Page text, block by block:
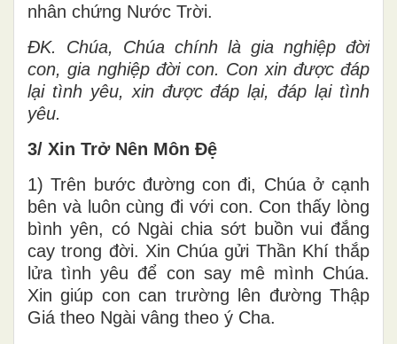
nhân chứng Nước Trời.
ĐK.
Chúa, Chúa chính là gia nghiệp đời
con, gia nghiệp đời con. Con xin được đáp
lại tình yêu, xin được đáp lại, đáp lại tình
yêu.
3/ Xin Trở Nên Môn Đệ
1) Trên bước đường con đi, Chúa ở cạnh
bên và luôn cùng đi với con. Con thấy lòng
bình yên, có Ngài chia sớt buồn vui đắng
cay trong đời. Xin Chúa gửi Thần Khí thắp
lửa tình yêu để con say mê mình Chúa.
Xin giúp con can trường lên đường Thập
Giá theo Ngài vâng theo ý Cha.